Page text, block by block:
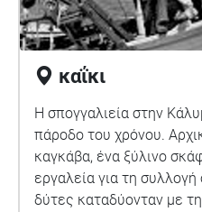
καΐκι
Η σπογγαλιεία στην
πάροδο του χρόνου.
καγκάβα, ένα ξύλινο
εργαλεία για τη
δύτες καταδύονταν με